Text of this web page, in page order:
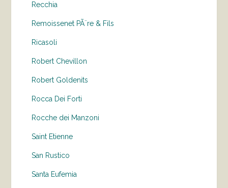
Recchia
Remoissenet PÃ¨re & Fils
Ricasoli
Robert Chevillon
Robert Goldenits
Rocca Dei Forti
Rocche dei Manzoni
Saint Etienne
San Rustico
Santa Eufemia